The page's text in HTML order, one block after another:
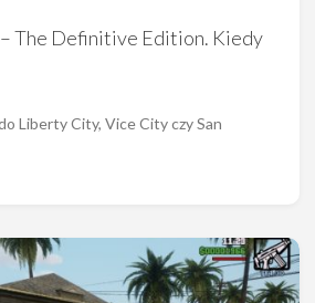
The Definitive Edition. Kiedy
Liberty City, Vice City czy San